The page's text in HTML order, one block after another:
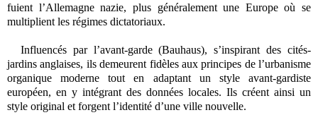
fuient l’Allemagne nazie, plus généralement une Europe où se
multiplient les régimes dictatoriaux.
Influencés par l’avant-garde (Bauhaus), s’inspirant des cités-
jardins anglaises, ils demeurent fidèles aux principes de l’urbanisme
organique moderne tout en adaptant un style avant-gardiste
européen, en y intégrant des données locales. Ils créent ainsi un
style original et forgent l’identité d’une ville nouvelle.